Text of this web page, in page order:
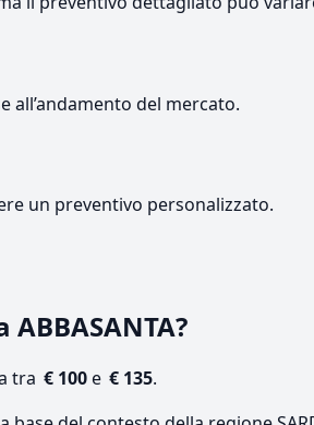
all’andamento del mercato.
un preventivo personalizzato.
tra € 100e € 135.